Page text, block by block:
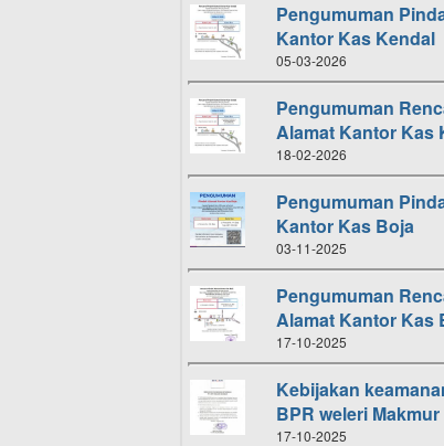
Pengumuman
Kantor Kas Kendal
05-03-2026
Pengumuman
Alamat Kantor Kas
18-02-2026
Pengumuman
Kantor Kas Boja
03-11-2025
Pengumuman
Alamat Kantor Kas
17-10-2025
Kebijakan
BPR weleri Makmur
17-10-2025